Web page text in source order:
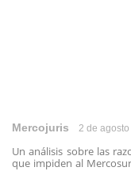
Mercojuris 2 de
Un análisis sobre las
que impiden al